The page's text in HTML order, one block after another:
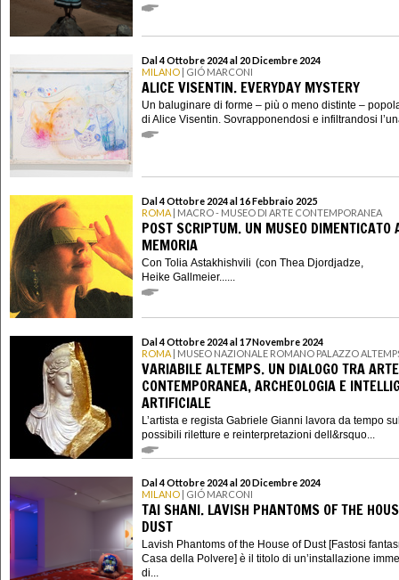
Dal 4 Ottobre 2024 al 20 Dicembre 2024
MILANO | GIÓ MARCONI
ALICE VISENTIN. EVERYDAY MYSTERY
Un baluginare di forme – più o meno distinte –
di Alice Visentin. Sovrapponendosi e infiltrandosi
Dal 4 Ottobre 2024 al 16 Febbraio 2025
ROMA | MACRO - MUSEO DI ARTE CONTEMPORANEA
POST SCRIPTUM. UN MUSEO DIMENTICATO
MEMORIA
Con Tolia Astakhishvili (con Thea Djordjadze,
Heike Gallmeier......
Dal 4 Ottobre 2024 al 17 Novembre 2024
ROMA | MUSEO NAZIONALE ROMANO PALAZZO
VARIABILE ALTEMPS. UN DIALOGO TRA ARTE
CONTEMPORANEA, ARCHEOLOGIA E
ARTIFICIALE
L’artista e regista Gabriele Gianni lavora da tempo
possibili riletture e reinterpretazioni dell&rsquo...
Dal 4 Ottobre 2024 al 20 Dicembre 2024
MILANO | GIÓ MARCONI
TAI SHANI. LAVISH PHANTOMS OF THE
DUST
Lavish Phantoms of the House of Dust [Fastosi
Casa della Polvere] è il titolo di un’installazione
di...